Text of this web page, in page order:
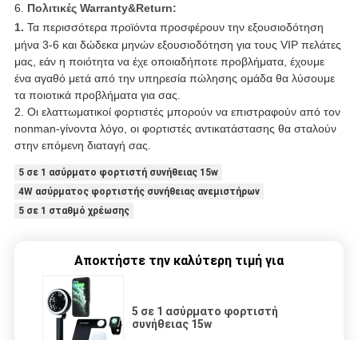
6. Πολιτικές Warranty&Return:
1. Τα περισσότερα προϊόντα προσφέρουν την εξουσιοδότηση
μήνα 3-6 και δώδεκα μηνών εξουσιοδότηση για τους VIP πελάτες
μας, εάν η ποιότητα να έχε οποιαδήποτε προβλήματα, έχουμε
ένα αγαθό μετά από την υπηρεσία πώλησης ομάδα θα λύσουμε
τα ποιοτικά προβλήματα για σας.
2. Οι ελαττωματικοί φορτιστές μπορούν να επιστραφούν από τον
nonman-γίνοντα λόγο, οι φορτιστές αντικατάστασης θα σταλούν
στην επόμενη διαταγή σας.
5 σε 1 ασύρματο φορτιστή συνήθειας 15w
4W ασύρματος φορτιστής συνήθειας ανεμιστήρων
5 σε 1 σταθμό χρέωσης
Αποκτήστε την καλύτερη τιμή για
5 σε 1 ασύρματο φορτιστή
συνήθειας 15w